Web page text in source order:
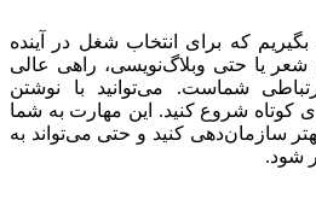
که برای انتخاب شغل در آینده‌
یا حتی وبلاگ‌نویسی، راهی عالی
شماست. می‌توانید با نوشتن
شروع کنید. این مهارت به شما
سازمان‌دهی کنید و حتی می‌تواند به
شود.